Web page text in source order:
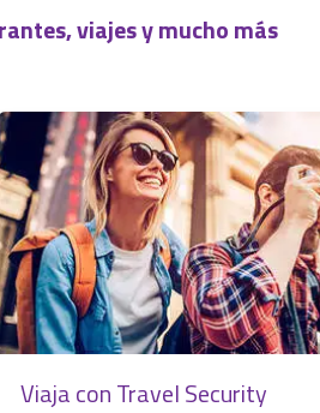
viajes y mucho más
Viaja con Travel Security